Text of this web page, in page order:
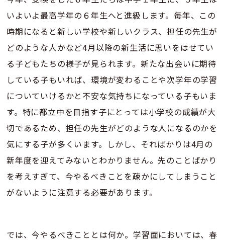
いよいよ最高学年の６年生へと進級します。毎年、この
時期になると新しい学校や新しいクラス、担任の先生が
どのような人かなど4月以降の新生活に思いをはせてい
る子どもたちの様子が見られます。新たな出会いに期待
している子もいれば、環境が変わることや次学年の学習
についていけるかと不安な気持ちになっている子もいま
す。特に都立中を目指す子にとっては小学校の成績が大
切であるため、担任の先生がどのような人になるのかを
気にする子が多くいます。しかし、そればかりは4月の
新年度を迎えてみないとわかりません。先のことばかり
を考えすぎて、今やるべきことを疎かにしてしまうこと
がないように注意する必要があります。
では、今やるべきこととは何か。学習面においては、春